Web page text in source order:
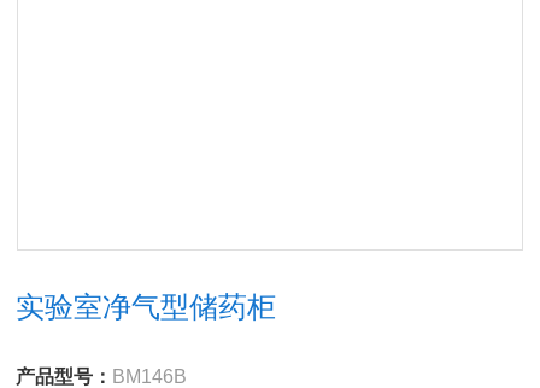
实验室净气型储药柜
产品型号： BM146B